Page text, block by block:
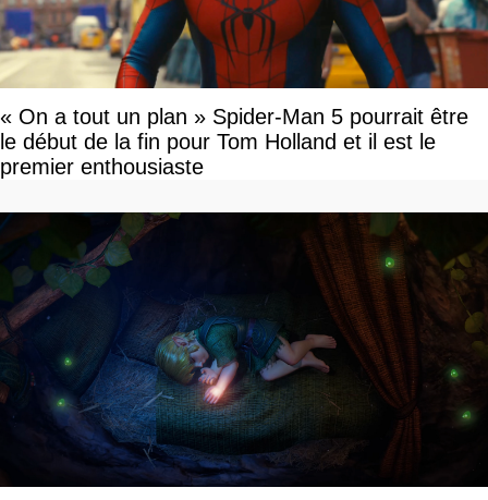
« On a tout un plan » Spider-Man 5 pourrait être
le début de la fin pour Tom Holland et il est le
premier enthousiaste